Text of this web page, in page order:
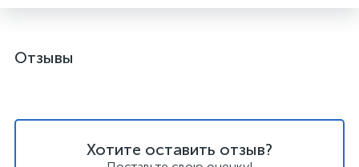
Отзывы
Хотите оставить отзыв?